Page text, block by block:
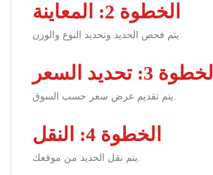
الخطوة 2: المعاينة
يتم فحص الحديد وتحديد النوع والوزن.
الخطوة 3: تحديد السعر
يتم تقديم عرض سعر حسب السوق.
الخطوة 4: النقل
يتم نقل الحديد من موقعك.